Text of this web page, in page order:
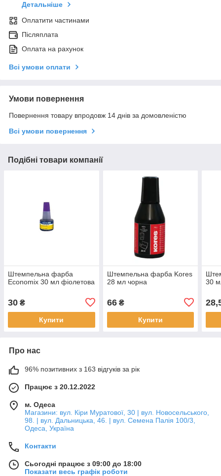
Детальніше
Оплатити частинами
Післяплата
Оплата на рахунок
Всі умови оплати
Умови повернення
Повернення товару впродовж 14 днів за домовленістю
Всі умови повернення
Подібні товари компанії
Штемпельна фарба
Economix 30 мл фіолетова
30 ₴
Купити
Штемпельна фарба Kores
28 мл чорна
66₴
Купити
30
Про нас
96% позитивних з 163 відгуків за рік
Працює з 20.12.2022
м. Одеса
Магазини: вул. Кіри Муратової, 30 | вул. Новосельського,
98. | вул. Дальницька, 46. | вул. Семена Палія 100/3,
Одеса, Україна
Контакти
Сьогодні працює з 09:00 до 18:00
Показати весь графік роботи